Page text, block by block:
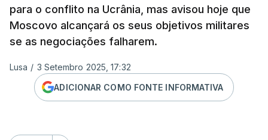
para o conflito na Ucrânia, mas avisou hoje que
Moscovo alcançará os seus objetivos militares
se as negociações falharem.
Lusa / 3 Setembro 2025, 17:32
ADICIONAR COMO FONTE INFORMATIVA